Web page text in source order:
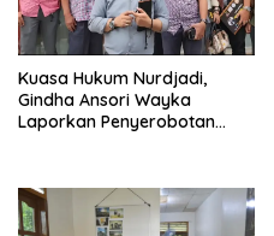
Kuasa Hukum Nurdjadi,
Gindha Ansori Wayka
Laporkan Penyerobotan